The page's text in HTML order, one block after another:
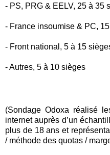
- PS, PRG & EELV, 25 à 35
- France insoumise & PC,
- Front national, 5 à 15
- Autres, 5 à 10 sièges
(Sondage Odoxa réalisé
internet auprès d’un
plus de 18 ans et
/ méthode des quotas /